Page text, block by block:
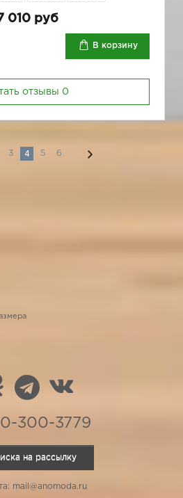
010 руб
В корзину
отзывы 0
3 4 5 6
300-3779
на рассылку
mail@anomoda.ru